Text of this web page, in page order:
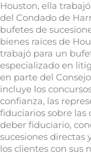
Houston, ella
del Condado de
bufetes de
bienes raíces de
trabajó para un
especializado en
en parte del
incluye los
confianza, las
fiduciarios sobre
deber fiduciario,
sucesiones directas
los clientes con sus